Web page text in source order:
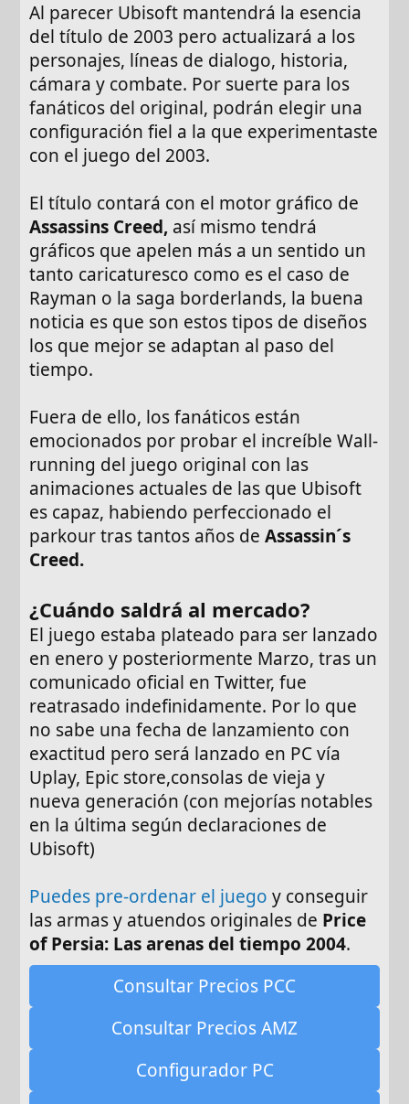
Al parecer Ubisoft mantendrá la esencia
del título de 2003 pero actualizará a los
personajes, líneas de dialogo, historia,
cámara y combate. Por suerte para los
fanáticos del original, podrán elegir una
configuración fiel a la que experimentaste
con el juego del 2003.
El título contará con el motor gráfico de
Assassins Creed, así mismo tendrá
gráficos que apelen más a un sentido un
tanto caricaturesco como es el caso de
Rayman o la saga borderlands, la buena
noticia es que son estos tipos de diseños
los que mejor se adaptan al paso del
tiempo.
Fuera de ello, los fanáticos están
emocionados por probar el increíble Wall-
running del juego original con las
animaciones actuales de las que Ubisoft
es capaz, habiendo perfeccionado el
parkour tras tantos años deAssassin´s
Creed.
¿Cuándo saldrá al mercado?
El juego estaba plateado para ser lanzado
en enero y posteriormente Marzo, tras un
comunicado oficial en Twitter, fue
reatrasado indefinidamente. Por lo que
no sabe una fecha de lanzamiento con
exactitud pero será lanzado en PC vía
Uplay, Epic store,consolas de vieja y
nueva generación (con mejorías notables
en la última según declaraciones de
Ubisoft)
Puedes pre-ordenar el juego y conseguir
las armas y atuendos originales de Price
of Persia: Las arenas del tiempo 2004.
Consultar Precios PCC
Consultar Precios AMZ
Configurador PC